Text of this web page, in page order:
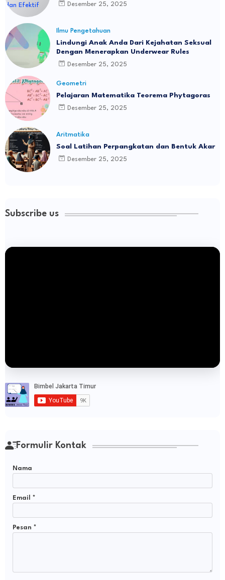
Desember 25, 2025
Ilmu Pengetahuan
Lindungi Anak Anda Dari Kejahatan Seksual
Dengan Menerapkan Underwear Rules
Desember 25, 2025
Geometri
Pelajaran Matematika Teorema Phytagoras
Desember 25, 2025
Aritmatika
Soal Latihan Perpangkatan dan Bentuk Akar
Desember 25, 2025
Subscribe us
Formulir Kontak
Nama
Email *
Pesan *